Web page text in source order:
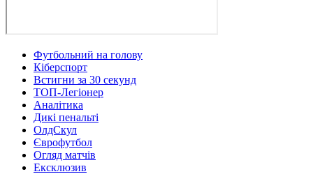
Футбольний на голову
Кіберспорт
Встигни за 30 секунд
ТОП-Легіонер
Аналітика
Дикі пенальті
ОлдСкул
Єврофутбол
Огляд матчів
Ексклюзив